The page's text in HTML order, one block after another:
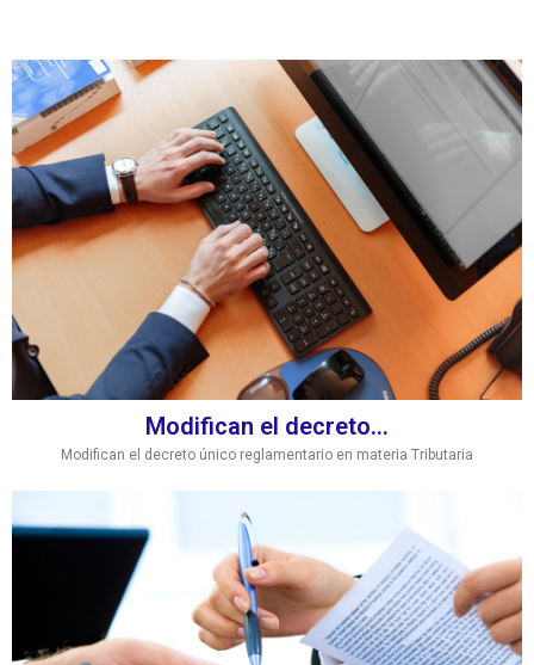
Modifican el decreto...
Modifican el decreto único reglamentario en materia Tributaria